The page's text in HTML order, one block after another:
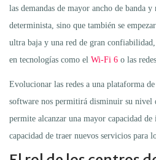
las demandas de mayor ancho de banda
determinista, sino que también se
ultra baja y una red de gran
en tecnologías como el Wi-Fi 6 o las
Evolucionar las redes a una plataforma
software nos permitirá disminuir su nivel
permite alcanzar una mayor capacidad
capacidad de traer nuevos servicios para